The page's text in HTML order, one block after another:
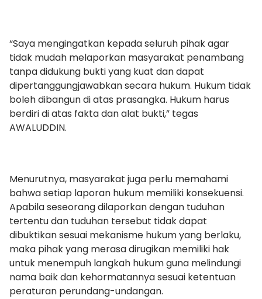
“Saya mengingatkan kepada seluruh pihak agar
tidak mudah melaporkan masyarakat penambang
tanpa didukung bukti yang kuat dan dapat
dipertanggungjawabkan secara hukum. Hukum tidak
boleh dibangun di atas prasangka. Hukum harus
berdiri di atas fakta dan alat bukti,” tegas
AWALUDDIN.
Menurutnya, masyarakat juga perlu memahami
bahwa setiap laporan hukum memiliki konsekuensi.
Apabila seseorang dilaporkan dengan tuduhan
tertentu dan tuduhan tersebut tidak dapat
dibuktikan sesuai mekanisme hukum yang berlaku,
maka pihak yang merasa dirugikan memiliki hak
untuk menempuh langkah hukum guna melindungi
nama baik dan kehormatannya sesuai ketentuan
peraturan perundang-undangan.